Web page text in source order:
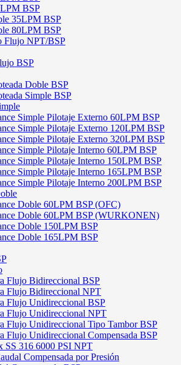
BSP
35LPM BSP
80LPM BSP
Flujo NPT/BSP
BSP
Doble BSP
Simple BSP
Simple Pilotaje Externo 60LPM BSP
Simple Pilotaje Externo 120LPM BSP
Simple Pilotaje Externo 320LPM BSP
Simple Pilotaje Interno 60LPM BSP
Simple Pilotaje Interno 150LPM BSP
Simple Pilotaje Interno 165LPM BSP
Simple Pilotaje Interno 200LPM BSP
Doble 60LPM BSP (OFC)
Doble 60LPM BSP (WURKONEN)
Doble 150LPM BSP
Doble 165LPM BSP
Flujo Bidireccional BSP
Flujo Bidireccional NPT
Flujo Unidireccional BSP
Flujo Unidireccional NPT
Flujo Unidireccional Tipo Tambor BSP
Flujo Unidireccional Compensada BSP
SS 316 6000 PSI NPT
Compensada por Presión